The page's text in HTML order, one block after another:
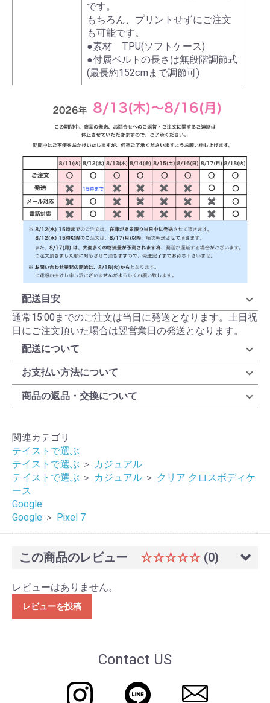
です。
もちろん、プリントせずにご注文
も可能です。
●素材 TPU(ソフトケース)
●付属ベルトの長さは無段階調節式
(最長約152cmまで調節可)
配送目安
通常15:00までのご注文は当日に発送となります。土日祝
日にご注文頂いた場合は翌営業日の発送となります。
配送について
お支払い方法について
商品の返品・交換について
関連カテゴリ
テイストで選ぶ
テイストで選ぶ ＞ カジュアル
テイストで選ぶ ＞ カジュアル ＞ クリア クロスボディケ
ース
Google
Google ＞ Pixel 7
この商品のレビュー ☆☆☆☆☆ (0)
レビューはありません。
レビューを投稿
Contact US